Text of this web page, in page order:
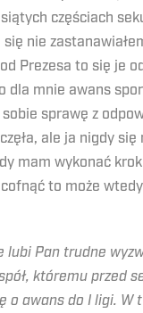
częściach
nie
Prezesa to się je
dla mnie awans
sprawę z
ale ja nigdy się
mam wykonać
to może
lubi Pan trudne
któremu przed
o awans do I ligi. W